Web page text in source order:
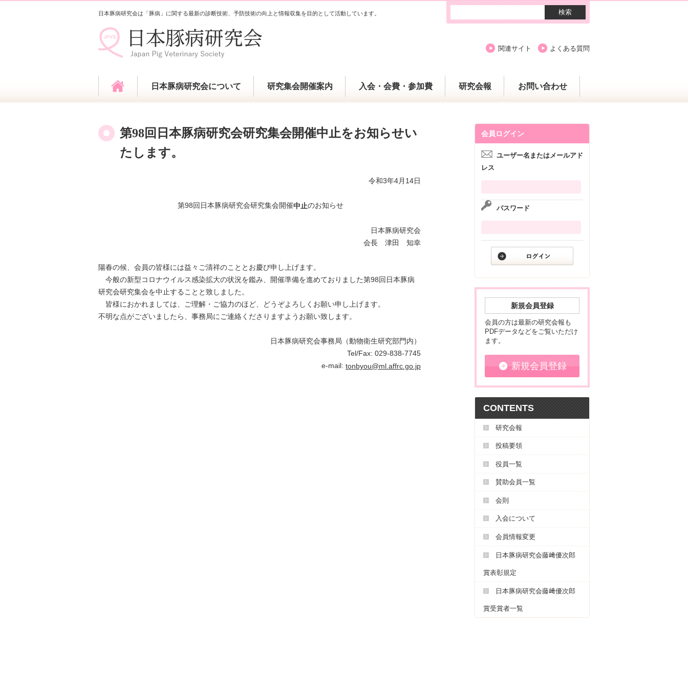
日本豚病研究会は「豚病」に関する最新の診断技術、予防技術の向上と情報収集を目的として活動しています。
関連サイト よくある質問
日本豚病研究会について 研究集会開催案内 入会・会費・参加費 研究会報 お問い合わせ
第98回日本豚病研究会研究集会開催中止をお知らせい
たします。
令和3年4月14日
第98回日本豚病研究会研究集会開催中止のお知らせ
日本豚病研究会
会長 津田 知幸
陽春の候、会員の皆様には益々ご清祥のこととお慶び申し上げます。
今般の新型コロナウイルス感染拡大の状況を鑑み、開催準備を進めておりました第98回日本豚病
研究会研究集会を中止することと致しました。
皆様におかれましては、ご理解・ご協力のほど、どうぞよろしくお願い申し上げます。
不明な点がございましたら、事務局にご連絡くださりますようお願い致します。
日本豚病研究会事務局（動物衛生研究部門内）
Tel/Fax: 029-838-7745
e-mail: tonbyou@ml.affrc.go.jp
会員ログイン
ユーザー名またはメールアド
レス
パスワード
新規会員登録
会員の方は最新の研究会報も
PDFデータなどをご覧いただけ
ます。
新規会員登録
CONTENTS
研究会報
投稿要領
役員一覧
賛助会員一覧
会則
入会について
会員情報変更
日本豚病研究会藤﨑優次郎
賞表彰規定
日本豚病研究会藤﨑優次郎
賞受賞者一覧